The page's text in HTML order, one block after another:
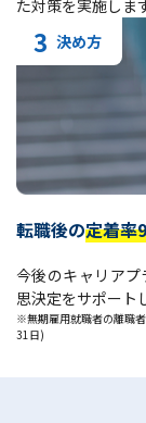
た対策を実施しま
3 決め方
転職後の定着率
今後のキャリア
思決定をサポート
※無期雇用就職者の離職
31日)